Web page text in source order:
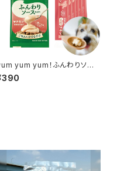
yum yum！ふんわりソー
仕立て「チキン」6本入り